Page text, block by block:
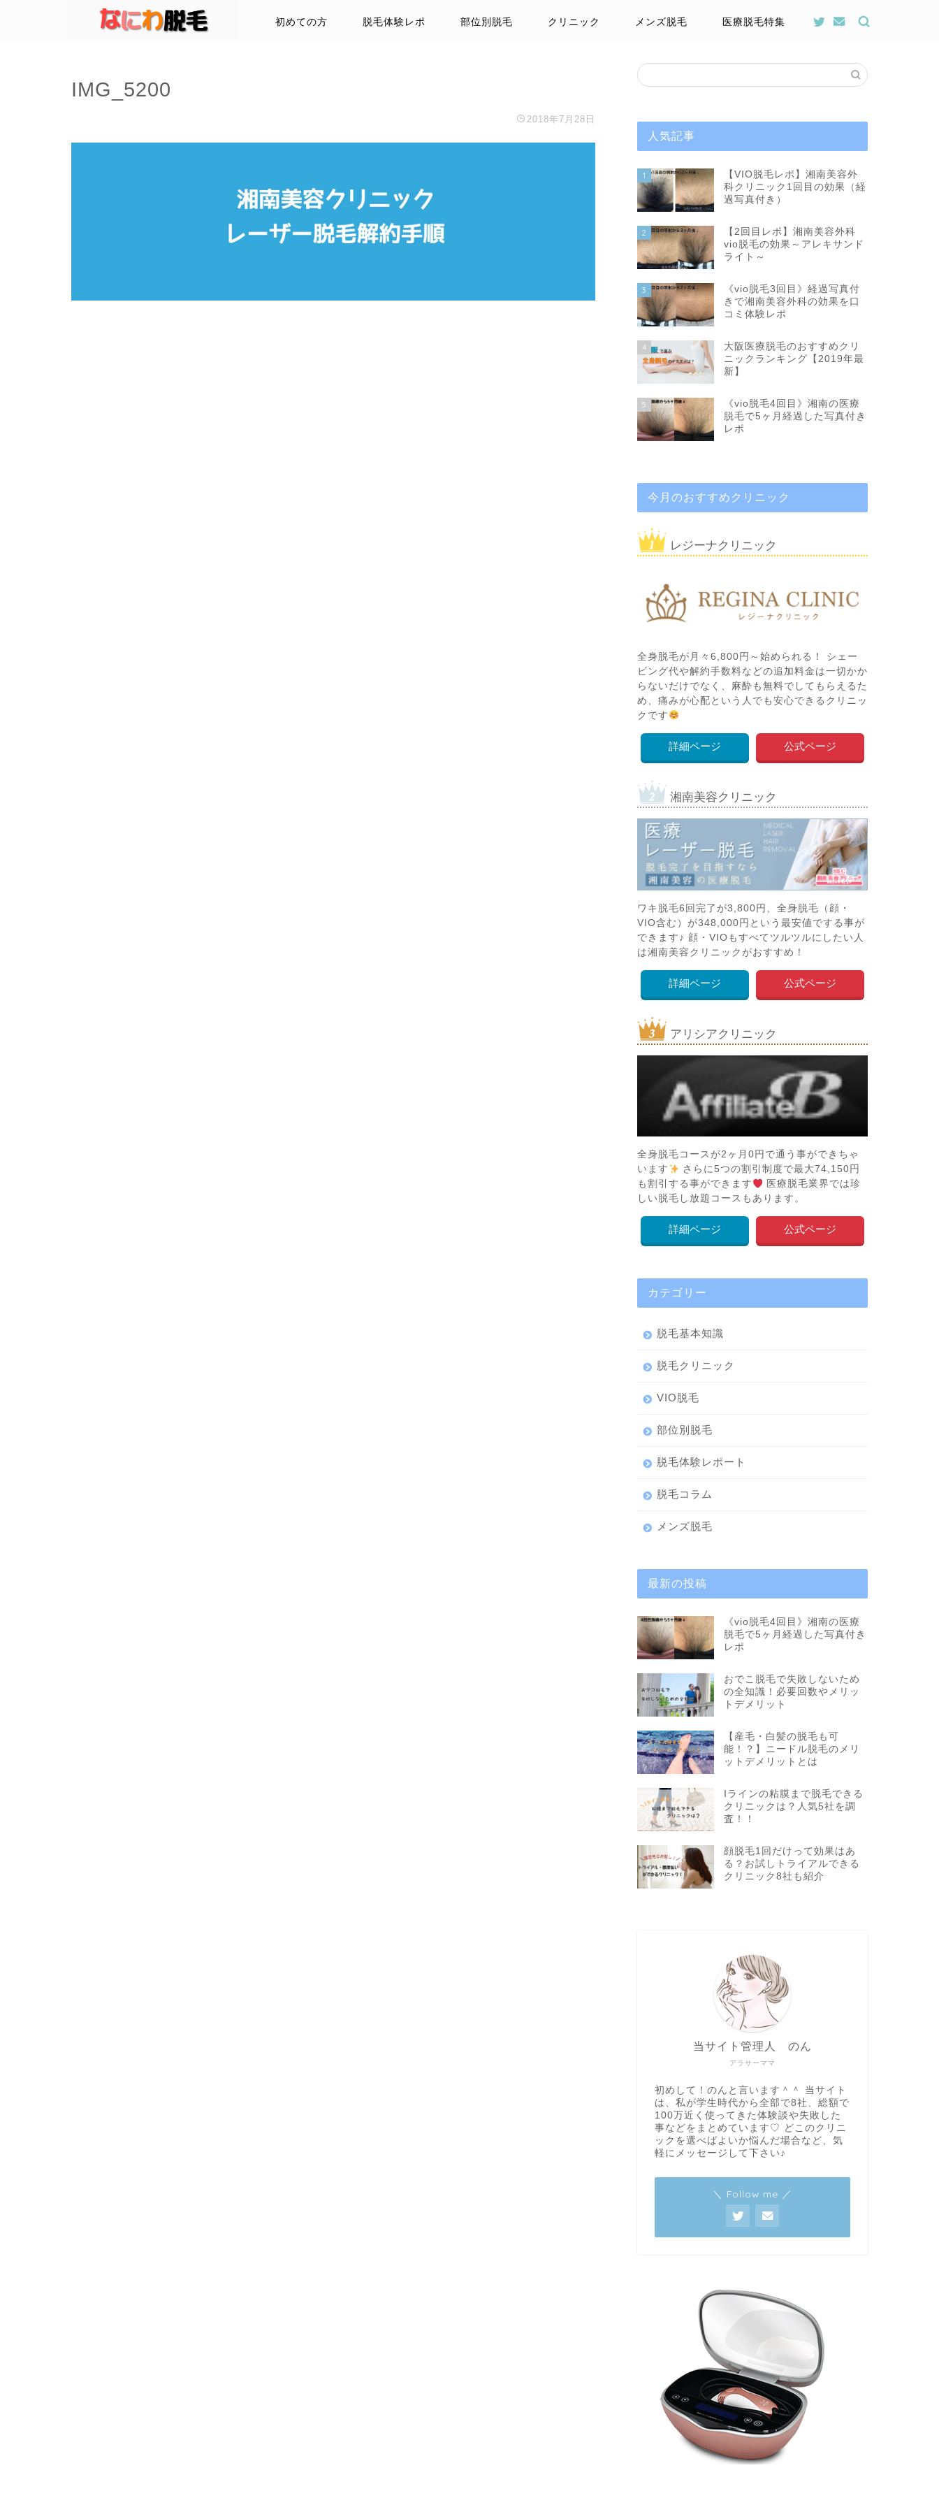
初めての方 脱毛体験レポ 部位別脱毛 クリニック メンズ脱毛 医療脱毛特集
IMG_5200
2018年7月28日
人気記事
1
【VIO脱毛レポ】湘南美容外
科クリニック1回目の効果（経
過写真付き）
2
【2回目レポ】湘南美容外科
vio脱毛の効果～アレキサンド
ライト～
3
《vio脱毛3回目》経過写真付
きで湘南美容外科の効果を口
コミ体験レポ
4
大阪医療脱毛のおすすめクリ
ニックランキング【2019年最
新】
5
《vio脱毛4回目》湘南の医療
脱毛で5ヶ月経過した写真付き
レポ
今月のおすすめクリニック
レジーナクリニック
全身脱毛が月々6,800円～始められる！ シェー
ビング代や解約手数料などの追加料金は一切かか
らないだけでなく、麻酔も無料でしてもらえるた
め、痛みが心配という人でも安心できるクリニッ
クです
詳細ページ 公式ページ
湘南美容クリニック
ワキ脱毛6回完了が3,800円、全身脱毛（顔・
VIO含む）が348,000円という最安値でする事が
できます♪ 顔・VIOもすべてツルツルにしたい人
は湘南美容クリニックがおすすめ！
詳細ページ 公式ページ
アリシアクリニック
全身脱毛コースが2ヶ月0円で通う事ができちゃ
います
さらに5つの割引制度で最大74,150円
も割引する事ができます
医療脱毛業界では珍
しい脱毛し放題コースもあります。
詳細ページ 公式ページ
カテゴリー
脱毛基本知識
脱毛クリニック
VIO脱毛
部位別脱毛
脱毛体験レポート
脱毛コラム
メンズ脱毛
最新の投稿
《vio脱毛4回目》湘南の医療
脱毛で5ヶ月経過した写真付き
レポ
おでこ脱毛で失敗しないため
の全知識！必要回数やメリッ
トデメリット
【産毛・白髪の脱毛も可
能！？】ニードル脱毛のメリ
ットデメリットとは
Iラインの粘膜まで脱毛できる
クリニックは？人気5社を調
査！！
顔脱毛1回だけって効果はあ
る？お試しトライアルできる
クリニック8社も紹介
アラサーママ
当サイト管理人 のん
初めして！のんと言います＾＾ 当サイト
は、私が学生時代から全部で8社、総額で
100万近く使ってきた体験談や失敗した
事などをまとめています♡ どこのクリニ
ックを選べばよいか悩んだ場合など、気
軽にメッセージして下さい♪
＼ Follow me ／